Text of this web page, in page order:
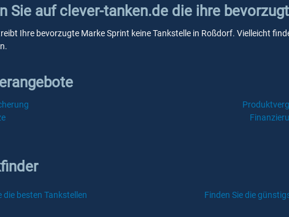
Sie auf clever-tanken.de die ihre
Ihre bevorzugte Marke Sprint keine Tankstelle in Roßdorf. Vielleicht
die besten Tankstellen Finden Sie die